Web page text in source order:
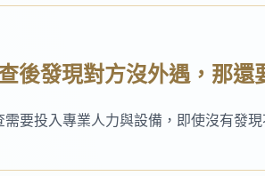
後發現對方沒外遇，那還
需要投入專業人力與設備，即使沒有發